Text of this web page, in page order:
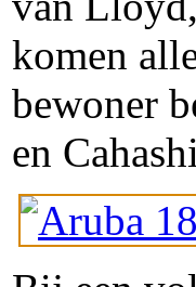
komen
bewoner
en